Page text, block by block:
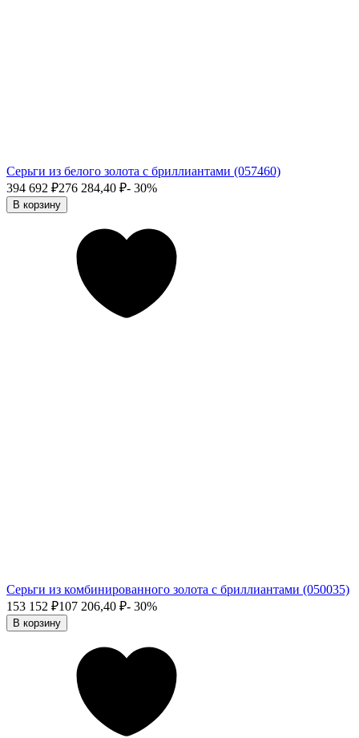
Серьги из белого золота с бриллиантами (057460)
394 692 ₽276 284,40 ₽- 30%
В корзину
Серьги из комбинированного золота с бриллиантами (050035)
153 152 ₽107 206,40 ₽- 30%
В корзину